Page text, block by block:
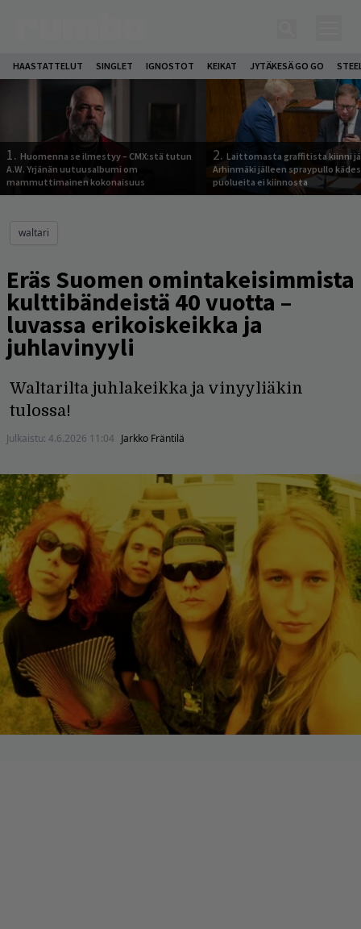
HAASTATTELUT SINGLET IGNOSTOT KEIKAT JYTÄKESÄ GO GO
1. Huomenna se ilmestyy – CMX:stä tutun
A.W. Yrjänän uutuusalbumi om
mammuttimainen kokonaisuus
2. Laittomasta graffitista kiinni
Arhinmäki jälleen spraypullo
puolueita ei kiinnosta
waltari
Eräs Suomen omintakeisimmista
kulttibändeistä 40 vuotta –
luvassa erikoiskeikka ja
juhlavinyyli
Waltarilta juhlakeikka ja vinyyliäkin
tulossa!
Julkaistu: 4.6.2026 11:04 Jarkko Fräntilä